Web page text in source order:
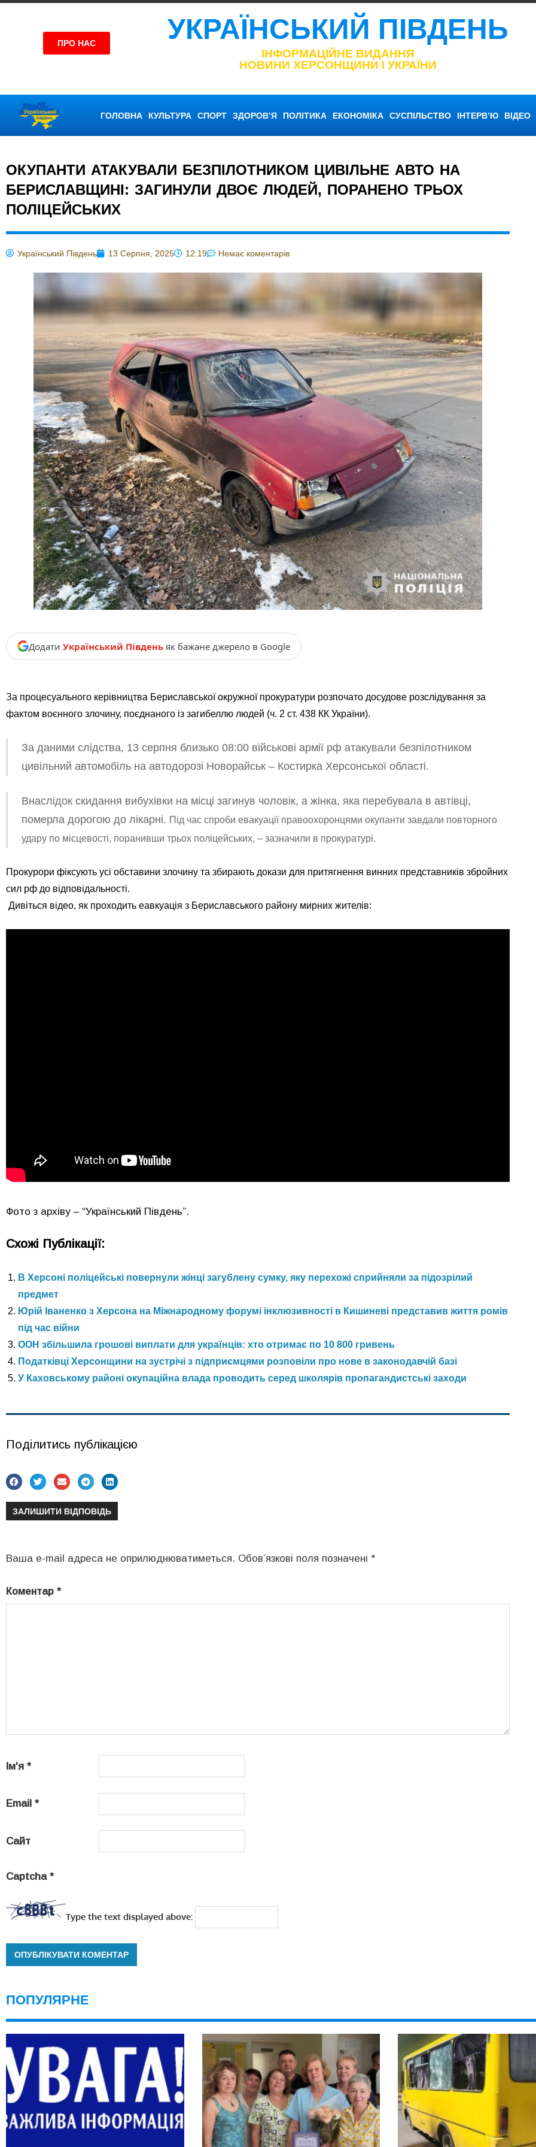
ПРО НАС УКРАЇНСЬКИЙ ПІВДЕНЬ
ІНФОРМАЦІЙНЕ ВИДАННЯ
НОВИНИ ХЕРСОНЩИНИ І УКРАЇНИ
ГОЛОВНА КУЛЬТУРА СПОРТ ЗДОРОВ’Я ПОЛІТИКА ЕКОНОМІКА СУСПІЛЬСТВО ІНТЕРВ’Ю ВІДЕО
ОКУПАНТИ АТАКУВАЛИ БЕЗПІЛОТНИКОМ ЦИВІЛЬНЕ АВТО НА
БЕРИСЛАВЩИНІ: ЗАГИНУЛИ ДВОЄ ЛЮДЕЙ, ПОРАНЕНО ТРЬОХ
ПОЛІЦЕЙСЬКИХ
Український Південь 13 Серпня, 2025 12:19 Немає коментарів
Додати Український Південь як бажане джерело в Google
За процесуального керівництва Бериславської окружної прокуратури розпочато досудове розслідування за
фактом воєнного злочину, поєднаного із загибеллю людей (ч. 2 ст. 438 КК України).
За даними слідства, 13 серпня близько 08:00 військові армії рф атакували безпілотником
цивільний автомобіль на автодорозі Новорайськ – Костирка Херсонської області.
Внаслідок скидання вибухівки на місці загинув чоловік, а жінка, яка перебувала в автівці,
померла дорогою до лікарні. Під час спроби евакуації правоохоронцями окупанти завдали повторного
удару по місцевості, поранивши трьох поліцейських, – зазначили в прокуратурі.
Прокурори фіксують усі обставини злочину та збирають докази для притягнення винних представників збройних
сил рф до відповідальності.
Дивіться відео, як проходить еавкуація з Бериславського району мирних жителів:
Фото з архіву – “Український Південь”.
Схожі Публікації:
В Херсоні поліцейські повернули жінці загублену сумку, яку перехожі сприйняли за підозрілий
предмет
Юрій Іваненко з Херсона на Міжнародному форумі інклюзивності в Кишиневі представив життя ромів
під час війни
ООН збільшила грошові виплати для українців: хто отримає по 10 800 гривень
Податківці Херсонщини на зустрічі з підприємцями розповіли про нове в законодавчій базі
У Каховському районі окупаційна влада проводить серед школярів пропагандистські заходи
Поділитись публікацією
ЗАЛИШИТИ ВІДПОВІДЬ
Ваша e-mail адреса не оприлюднюватиметься. Обов’язкові поля позначені *
Коментар *
Ім'я *
Email *
Сайт
Captcha *
Type the text displayed above:
ПОПУЛЯРНЕ